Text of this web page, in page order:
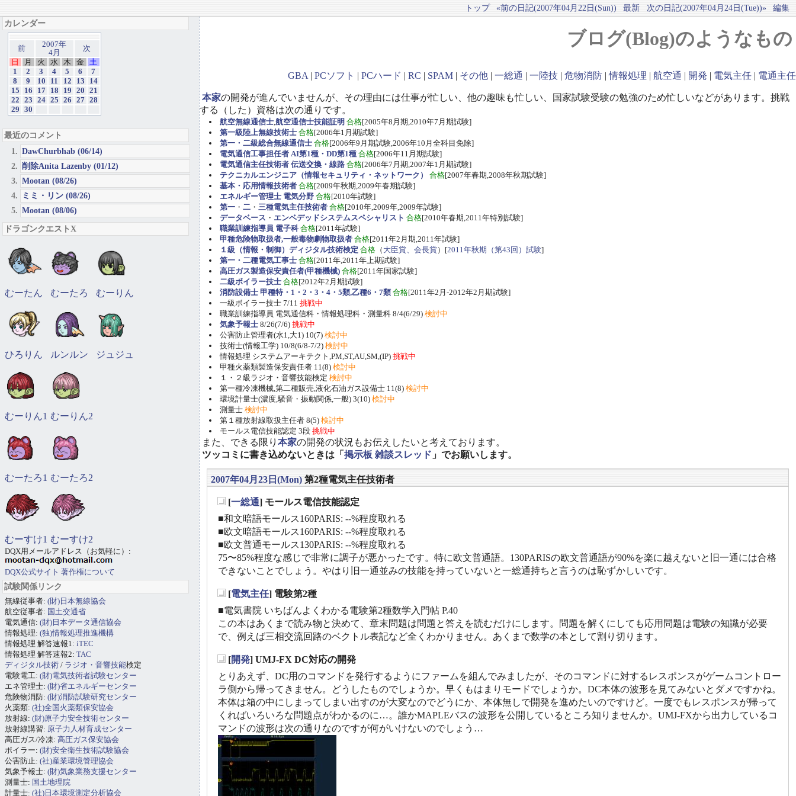
トップ «前の日記(2007年04月22日(Sun)) 最新 次の日記(2007年04月24日(Tue))» 編集
ブログ(Blog)のようなもの
GBA | PCソフト | PCハード | RC | SPAM | その他 | 一総通 | 一陸技 | 危物消防 |情報処理 | 航空通 | 開発 | 電気主任 | 電通主任
本家の開発が進んでいませんが、その理由には仕事が忙しい、他の趣味も忙しい、国家試験受験の勉強のため忙しいなどがあります。挑戦
する（した）資格は次の通りです。
航空無線通信士,航空通信士技能証明 合格[2005年8月期,2010年7月期試験]
第一級陸上無線技術士 合格[2006年1月期試験]
第一・二級総合無線通信士 合格[2006年9月期試験,2006年10月全科目免除]
電気通信工事担任者 AI第1種・DD第1種 合格[2006年11月期試験]
電気通信主任技術者 伝送交換・線路 合格[2006年7月期,2007年1月期試験]
テクニカルエンジニア（情報セキュリティ・ネットワーク）
合格[2007年春期,2008年秋期試験]
基本・応用情報技術者 合格[2009年秋期,2009年春期試験]
エネルギー管理士 電気分野 合格[2010年試験]
第一 ・ 二 ・ 三種電気主任技術者 合格[2010年,2009年,2009年試験]
データベース ・ エンベデッドシステムスペシャリスト 合格[2010年春期,2011年特別試験]
職業訓練指導員 電子科 合格[2011年試験]
甲種危険物取扱者,一般毒物劇物取扱者 合格[2011年2月期,2011年試験]
１級（情報・制御）ディジタル技術検定 合格 （ 大臣賞、会長賞）[2011年秋期（第43回）試験]
第一・二種電気工事士 合格[2011年,2011年上期試験]
高圧ガス製造保安責任者(甲種機械) 合格[2011年国家試験]
二級ボイラー技士 合格[2012年2月期試験]
消防設備士 甲種特・1・2・3・4・5類,乙種6・7類 合格[2011年2月-2012年2月期試験]
一級ボイラー技士 7/11 挑戦中
職業訓練指導員 電気通信科・情報処理科・測量科 8/4(6/29) 検討中
気象予報士 8/26(7/6) 挑戦中
公害防止管理者(水1,大1) 10(7) 検討中
技術士(情報工学) 10/8(6/8-7/2) 検討中
情報処理 システムアーキテクト,PM,ST,AU,SM,(IP) 挑戦中
甲種火薬類製造保安責任者 11(8) 検討中
１・２級ラジオ・音響技能検定 検討中
第一種冷凍機械,第二種販売,液化石油ガス設備士 11(8) 検討中
環境計量士(濃度,騒音・振動関係,一般) 3(10) 検討中
測量士 検討中
第１種放射線取扱主任者 8(5) 検討中
モールス電信技能認定 3段 挑戦中
また、できる限り 本家の開発の状況もお伝えしたいと考えております。
ツッコミに書き込めないときは「 掲示板 雑談スレッド 」でお願いします。
2007年04月23日(Mon) 第2種電気主任技術者
[一総通] モールス電信技能認定
■和文暗語モールス160PARIS: --%程度取れる
■欧文暗語モールス160PARIS: --%程度取れる
■欧文普通モールス130PARIS: --%程度取れる
75〜85%程度な感じで非常に調子が悪かったです。特に欧文普通語。130PARISの欧文普通語が90%を楽に越えないと旧一通には合格
できないことでしょう。やはり旧一通並みの技能を持っていないと一総通持ちと言うのは恥ずかしいです。
[電気主任] 電験第2種
■電気書院 いちばんよくわかる電験第2種数学入門帖 P.40
この本はあくまで読み物と決めて、章末問題は問題と答えを読むだけにします。問題を解くにしても応用問題は電験の知識が必要
で、例えば三相交流回路のベクトル表記など全くわかりません。あくまで数学の本として割り切ります。
[開発] UMJ-FX DC対応の開発
とりあえず、DC用のコマンドを発行するようにファームを組んでみましたが、そのコマンドに対するレスポンスがゲームコントロー
ラ側から帰ってきません。どうしたものでしょうか。早くもはまりモードでしょうか。DC本体の波形を見てみないとダメですかね。
本体は箱の中にしまってしまい出すのが大変なのでどうにか、本体無しで開発を進めたいのですけど。一度でもレスポンスが帰って
くればいろいろな問題点がわかるのに…。誰かMAPLEバスの波形を公開しているところ知りませんか。UMJ-FXから出力しているコ
マンドの波形は次の通りなのですが何がいけないのでしょう…
カレンダー
前
2007年
4月
次
日
月 火 水 木 金
土
1
2 3 4 5 6
7
8
9 10 11 12 13
14
15
16 17 18 19 20
21
22
23 24 25 26 27 28
29
30
最近のコメント
DawChurbhab (06/14)
削除Anita Lazenby (01/12)
Mootan (08/26)
ミミ・リン (08/26)
Mootan (08/06)
ドラゴンクエストX
むーたん むーたろ むーりん
ひろりん ルンルン ジュジュ
むーりん1 むーりん2
むーたろ1 むーたろ2
むーすけ1 むーすけ2
DQX用メールアドレス（お気軽に）:
DQX公式サイト 著作権について
試験関係リンク
無線従事者: (財)日本無線協会
航空従事者: 国土交通省
電気通信: (財)日本データ通信協会
情報処理: (独)情報処理推進機構
情報処理 解答速報1: iTEC
情報処理 解答速報2: TAC
ディジタル技術 / ラジオ・音響技能検定
電験電工: (財)電気技術者試験センター
エネ管理士: (財)省エネルギーセンター
危険物消防: (財)消防試験研究センター
火薬類: (社)全国火薬類保安協会
放射線: (財)原子力安全技術センター
放射線講習: 原子力人材育成センター
高圧ガス/冷凍: 高圧ガス保安協会
ボイラー: (財)安全衛生技術試験協会
公害防止: (社)産業環境管理協会
気象予報士: (財)気象業務支援センター
測量士: 国土地理院
計量士: (社)日本環境測定分析協会